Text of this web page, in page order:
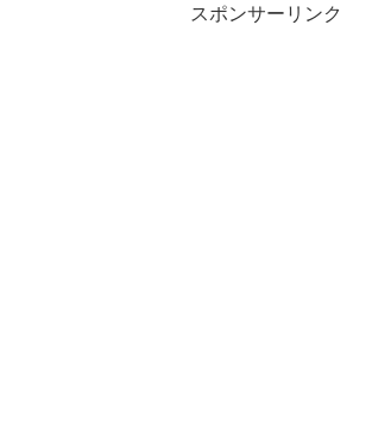
スポンサーリンク